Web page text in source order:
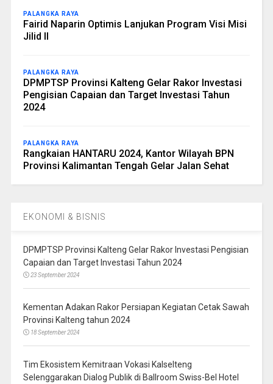
PALANGKA RAYA
Fairid Naparin Optimis Lanjukan Program Visi Misi
Jilid II
PALANGKA RAYA
DPMPTSP Provinsi Kalteng Gelar Rakor Investasi
Pengisian Capaian dan Target Investasi Tahun
2024
PALANGKA RAYA
Rangkaian HANTARU 2024, Kantor Wilayah BPN
Provinsi Kalimantan Tengah Gelar Jalan Sehat
EKONOMI & BISNIS
DPMPTSP Provinsi Kalteng Gelar Rakor Investasi Pengisian
Capaian dan Target Investasi Tahun 2024
23 September 2024
Kementan Adakan Rakor Persiapan Kegiatan Cetak Sawah
Provinsi Kalteng tahun 2024
18 September 2024
Tim Ekosistem Kemitraan Vokasi Kalselteng
Selenggarakan Dialog Publik di Ballroom Swiss-Bel Hotel